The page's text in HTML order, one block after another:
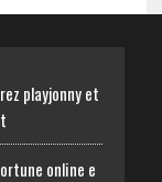
playjonny et
online e